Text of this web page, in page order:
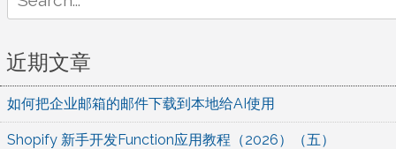
for:
近期文章
如何把企业邮箱的邮件下载到本地给AI使用
Shopify 新手开发Function应用教程（2026）（五）